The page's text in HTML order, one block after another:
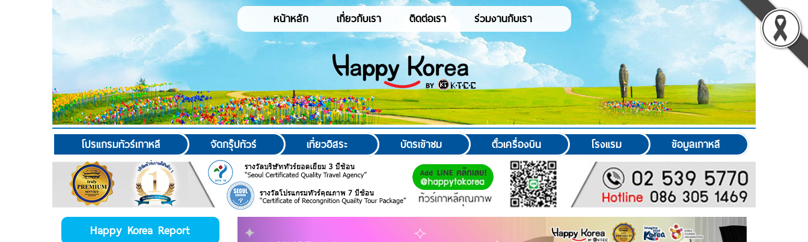
หน้าหลัก เกี่ยวกับเรา ติดต่อเรา ร่วมงานกับเรา
โปรแกรมทัวร์เกาหลี จัดกรุ๊ปทัวร์ เที่ยวอิสระ บัตรเข้าชม ตั๋วเครื่องบิน โรงแรม ข้อมูลเกาหลี
Happy Korea Report